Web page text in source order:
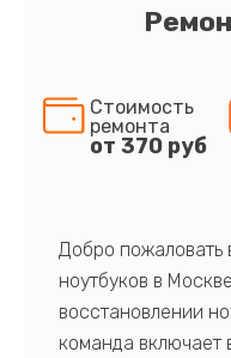
Стоимость
ремонта
от 370 руб
Добро пожаловать
ноутбуков в
восстановлении
команда включает